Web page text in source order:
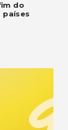
do
países